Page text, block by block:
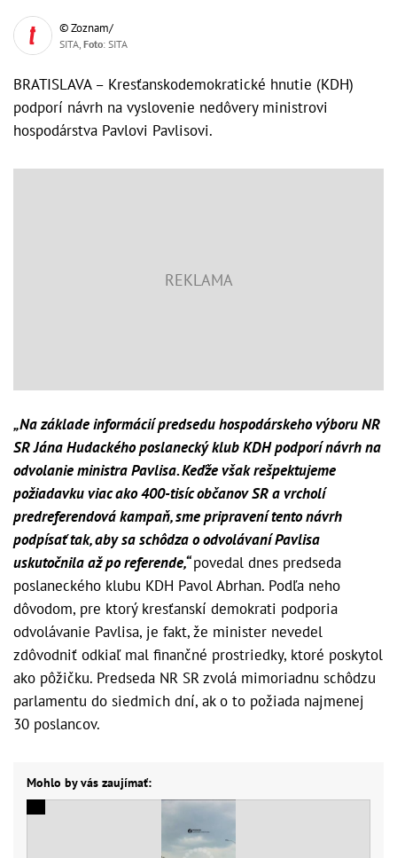
© Zoznam/
SITA, Foto: SITA
BRATISLAVA – Kresťanskodemokratické hnutie (KDH)
podporí návrh na vyslovenie nedôvery ministrovi
hospodárstva Pavlovi Pavlisovi.
„Na základe informácií predsedu hospodárskeho výboru NR
SR Jána Hudackého poslanecký klub KDH podporí návrh na
odvolanie ministra Pavlisa. Keďže však rešpektujeme
požiadavku viac ako 400-tisíc občanov SR a vrcholí
predreferendová kampaň, sme pripravení tento návrh
podpísať tak, aby sa schôdza o odvolávaní Pavlisa
uskutočnila až po referende,“povedal dnes predseda
poslaneckého klubu KDH Pavol Abrhan. Podľa neho
dôvodom, pre ktorý kresťanskí demokrati podporia
odvolávanie Pavlisa, je fakt, že minister nevedel
zdôvodniť odkiaľ mal finančné prostriedky, ktoré poskytol
ako pôžičku. Predseda NR SR zvolá mimoriadnu schôdzu
parlamentu do siedmich dní, ak o to požiada najmenej
30 poslancov.
Mohlo by vás zaujímať: